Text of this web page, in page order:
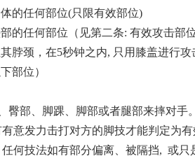
的任何部位(只限有效部位)
的任何部位（见第二条: 有效攻击部位
脖颈，在5秒钟之内, 只用膝盖进行
部位）
臀部、脚踝、脚部或者腿部来摔对手
意发力击打对方的脚技才能判定为有
何技法如有部分偏离、被隔挡, 或只